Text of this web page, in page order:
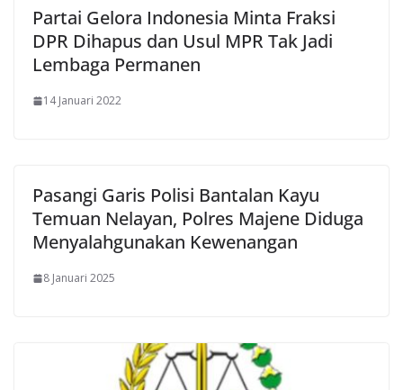
Partai Gelora Indonesia Minta Fraksi
DPR Dihapus dan Usul MPR Tak Jadi
Lembaga Permanen
14 Januari 2022
Pasangi Garis Polisi Bantalan Kayu
Temuan Nelayan, Polres Majene Diduga
Menyalahgunakan Kewenangan
8 Januari 2025